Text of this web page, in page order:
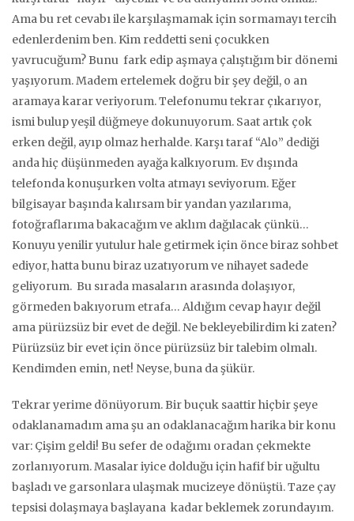
Ama bu ret cevabı ile karşılaşmamak için sormamayı tercih
edenlerdenim ben. Kim reddetti seni çocukken
yavrucuğum? Bunu fark edip aşmaya çalıştığım bir dönemi
yaşıyorum. Madem ertelemek doğru bir şey değil, o an
aramaya karar veriyorum. Telefonumu tekrar çıkarıyor,
ismi bulup yeşil düğmeye dokunuyorum. Saat artık çok
erken değil, ayıp olmaz herhalde. Karşı taraf “Alo” dediği
anda hiç düşünmeden ayağa kalkıyorum. Ev dışında
telefonda konuşurken volta atmayı seviyorum. Eğer
bilgisayar başında kalırsam bir yandan yazılarıma,
fotoğraflarıma bakacağım ve aklım dağılacak çünkü…
Konuyu yenilir yutulur hale getirmek için önce biraz sohbet
ediyor, hatta bunu biraz uzatıyorum ve nihayet sadede
geliyorum. Bu sırada masaların arasında dolaşıyor,
görmeden bakıyorum etrafa… Aldığım cevap hayır değil
ama pürüzsüz bir evet de değil. Ne bekleyebilirdim ki zaten?
Pürüzsüz bir evet için önce pürüzsüz bir talebim olmalı.
Kendimden emin, net! Neyse, buna da şükür.
Tekrar yerime dönüyorum. Bir buçuk saattir hiçbir şeye
odaklanamadım ama şu an odaklanacağım harika bir konu
var: Çişim geldi! Bu sefer de odağımı oradan çekmekte
zorlanıyorum. Masalar iyice dolduğu için hafif bir uğultu
başladı ve garsonlara ulaşmak mucizeye dönüştü. Taze çay
tepsisi dolaşmaya başlayana kadar beklemek zorundayım.